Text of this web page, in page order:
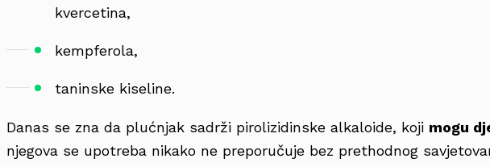
kvercetina,
kempferola,
taninske kiseline.
Danas se zna da plućnjak sadrži pirolizidinske alkaloide, koji mogu
njegova se upotreba nikako ne preporučuje bez prethodnog